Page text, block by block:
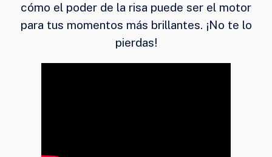
cómo el poder de la risa puede ser el motor
para tus momentos más brillantes. ¡No te lo
pierdas!